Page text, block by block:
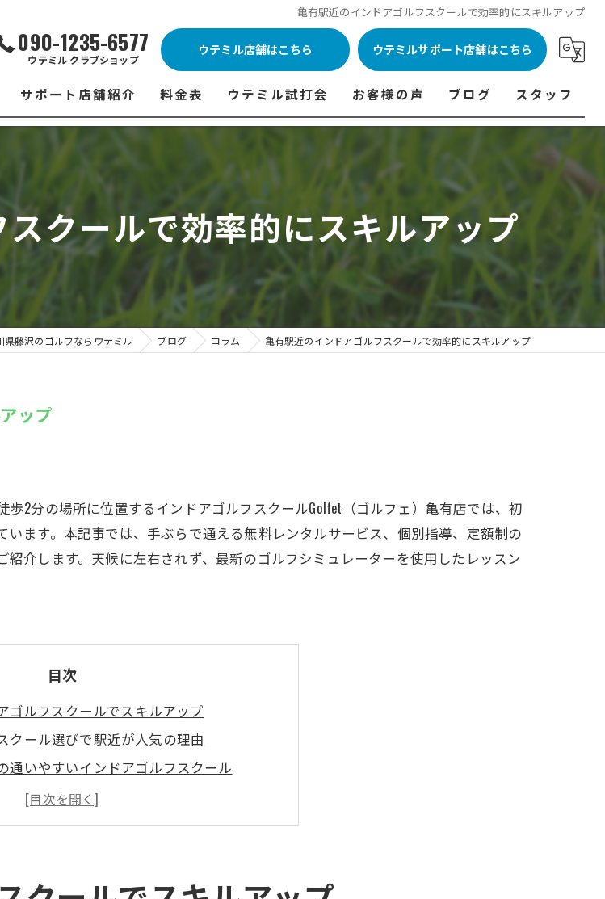
亀有駅近のインドアゴルフスクールで効率的にスキルアップ
090-1235-6577
ウテミル クラブショップ
ウテミル店舗はこちら ウテミルサポート店舗はこちら
駅前店
ゴルフ
ール高崎店
サポート店舗紹介
シミュレーションゴルフ Caddy
スズヨンゴルフクラブ(SUZU4-GOLFCLUB)
料金表
浦安駅前店 料金表
市原インドアゴルフ 料金表
ウテミルスクール高崎店 料金表
サポート店舗 料金表
シミュレーションゴルフ Caddy 料金表
ウテミル試打会
ウテミル試打会とは・・・
ウテミル試打会日程
フィッテイング・試打会 商品ラインナップ一覧
よくある質問
試打会開催受付
お客様の声
フィッテイング・試打会参加者の声
ブログ スタッフ
代表あいさつ
クールで効率的にスキルアップ
県藤沢のゴルフならウテミル ブログ コラム 亀有駅近のインドアゴルフスクールで効率的にスキルアップ
ップ
2分の場所に位置するインドアゴルフスクールGolfet（ゴルフェ）亀有店では、初
ます。本記事では、手ぶらで通える無料レンタルサービス、個別指導、定額制の
介します。天候に左右されず、最新のゴルフシミュレーターを使用したレッスン
目次
ゴルフスクールでスキルアップ
クール選びで駅近が人気の理由
通いやすいインドアゴルフスクール
のインドアゴルフスクールの魅力
初心者も上級者も安心サポート
クールとの違いを徹底比較